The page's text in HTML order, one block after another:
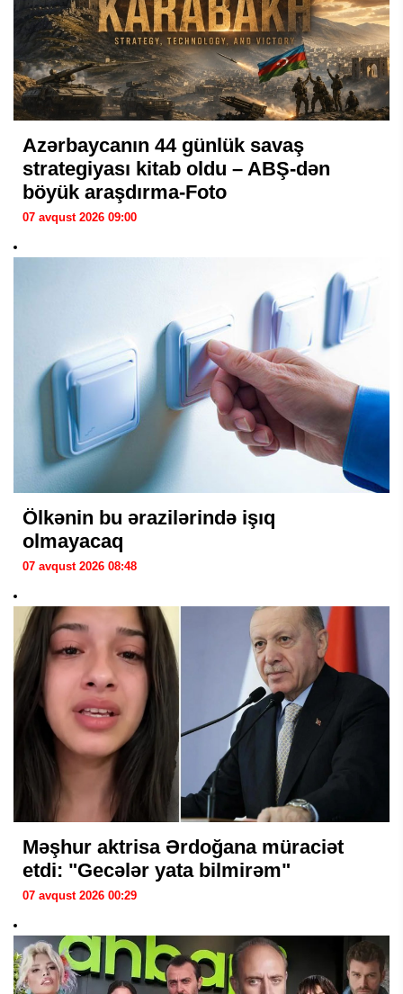
Azərbaycanın 44 günlük savaş
strategiyası kitab oldu – ABŞ-dən
böyük araşdırma-Foto
07 avqust 2026 09:00
Ölkənin bu ərazilərində işıq
olmayacaq
07 avqust 2026 08:48
Məşhur aktrisa Ərdoğana müraciət
etdi: "Gecələr yata bilmirəm"
07 avqust 2026 00:29